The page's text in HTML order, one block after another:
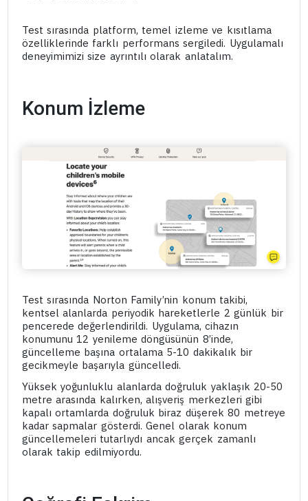
Test sırasında platform, temel izleme ve kısıtlama
özelliklerinde farklı performans sergiledi. Uygulamalı
deneyimimizi size ayrıntılı olarak anlatalım.
Konum İzleme
Test sırasında Norton Family’nin konum takibi,
kentsel alanlarda periyodik hareketlerle 2 günlük bir
pencerede değerlendirildi. Uygulama, cihazın
konumunu 12 yenileme döngüsünün 8’inde,
güncelleme başına ortalama 5-10 dakikalık bir
gecikmeyle başarıyla güncelledi.
Yüksek yoğunluklu alanlarda doğruluk yaklaşık 20-50
metre arasında kalırken, alışveriş merkezleri gibi
kapalı ortamlarda doğruluk biraz düşerek 80 metreye
kadar sapmalar gösterdi. Genel olarak konum
güncellemeleri tutarlıydı ancak gerçek zamanlı
olarak takip edilmiyordu.